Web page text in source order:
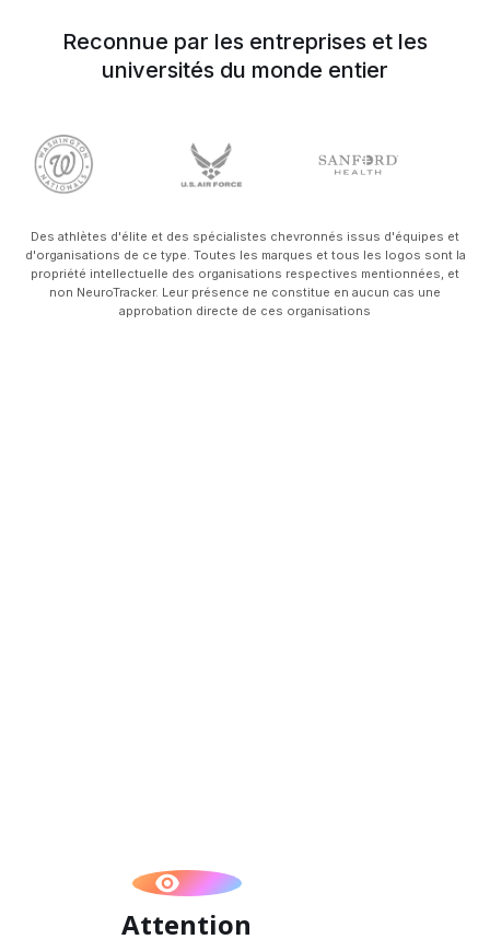
Reconnue par les entreprises et les
universités du monde entier
Des athlètes d'élite et des spécialistes chevronnés issus d'équipes et
d'organisations de ce type. Toutes les marques et tous les logos sont la
propriété intellectuelle des organisations respectives mentionnées, et
non NeuroTracker. Leur présence ne constitue en aucun cas une
approbation directe de ces organisations
Attention